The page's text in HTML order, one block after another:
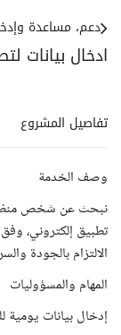
ادخال بيانات
دعم، مساعدة
تفاصيل المشروع
وصف الخدمة
نبحث عن شخص منظم
تطبيق إلكتروني،
الالتزام بالجودة
المهام والمسؤوليات
إدخال بيانات